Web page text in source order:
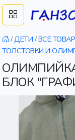
/ДЕТИ /ВСЕ
ТОЛСТОВКИ И
БЛОК